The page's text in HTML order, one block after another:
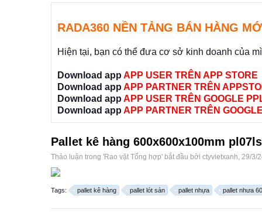
RADA360 NỀN TẢNG BÁN HÀNG
Hiện tại, bạn có thể đưa cơ sở kinh doanh của
Download app APP USER TRÊN APP STORE
Download app APP PARTNER TRÊN
Download app APP USER TRÊN GOOGLE
Download app APP PARTNER TRÊN
Pallet kê hàng 600x600x100mm
Thảo luận trong 'Rao vặt Tổng hợp' bắt đầu bởi ctyvietxanh, 29/3/
Tags: pallet kê hàng pallet lót sàn pallet nhựa pallet nhưa